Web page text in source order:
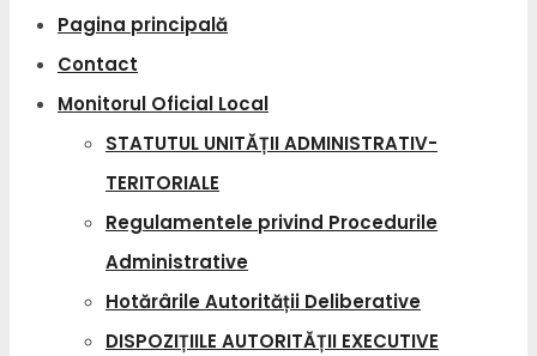
Pagina principală
Contact
Monitorul Oficial Local
STATUTUL UNITĂȚII ADMINISTRATIV-
TERITORIALE
Regulamentele privind Procedurile
Administrative
Hotărârile Autorității Deliberative
DISPOZIȚIILE AUTORITĂȚII EXECUTIVE